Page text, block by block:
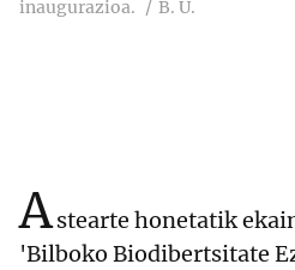
inaugurazioa.
B. U.
Astearte honetatik
'Bilboko Biodibertsitate